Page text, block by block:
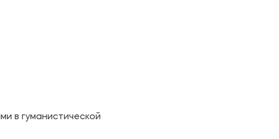
в гуманистической